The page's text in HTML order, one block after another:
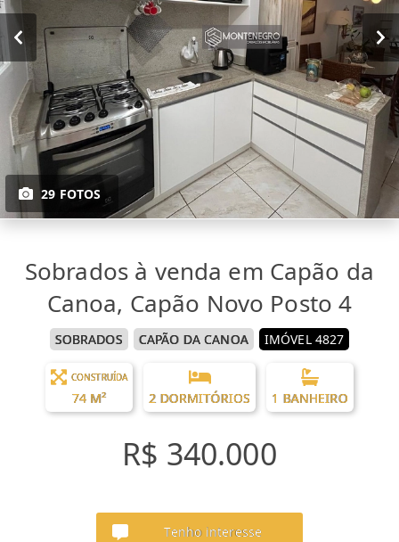
29 FOTOS
Sobrados à venda em Capão da
Canoa, Capão Novo Posto 4
SOBRADOS CAPÃO DA CANOA IMÓVEL 4827
CONSTRUÍDA
74 M² 2 DORMITÓRIOS 1 BANHEIRO
R$ 340.000
Tenho interesse